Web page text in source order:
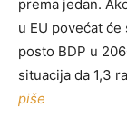
prema jedan.
u EU povećat će
posto BDP u
situacija da 1,3
piše